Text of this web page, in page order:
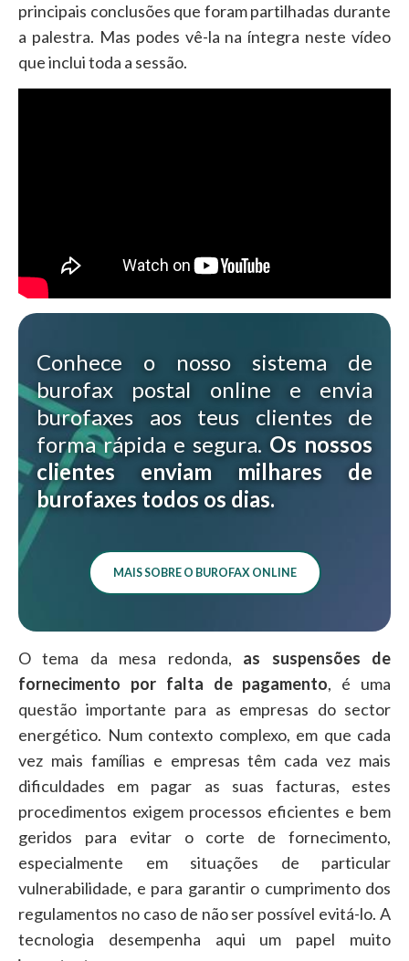
principais conclusões que foram partilhadas durante
a palestra. Mas podes vê-la na íntegra neste vídeo
que inclui toda a sessão.
Conhece o nosso sistema de
burofax postal online e envia
burofaxes aos teus clientes de
forma rápida e segura. Os nossos
clientes enviam milhares de
burofaxes todos os dias.
MAIS SOBRE O BUROFAX ONLINE
O tema da mesa redonda, as suspensões de
fornecimento por falta de pagamento, é uma
questão importante para as empresas do sector
energético. Num contexto complexo, em que cada
vez mais famílias e empresas têm cada vez mais
dificuldades em pagar as suas facturas, estes
procedimentos exigem processos eficientes e bem
geridos para evitar o corte de fornecimento,
especialmente em situações de particular
vulnerabilidade, e para garantir o cumprimento dos
regulamentos no caso de não ser possível evitá-lo. A
tecnologia desempenha aqui um papel muito